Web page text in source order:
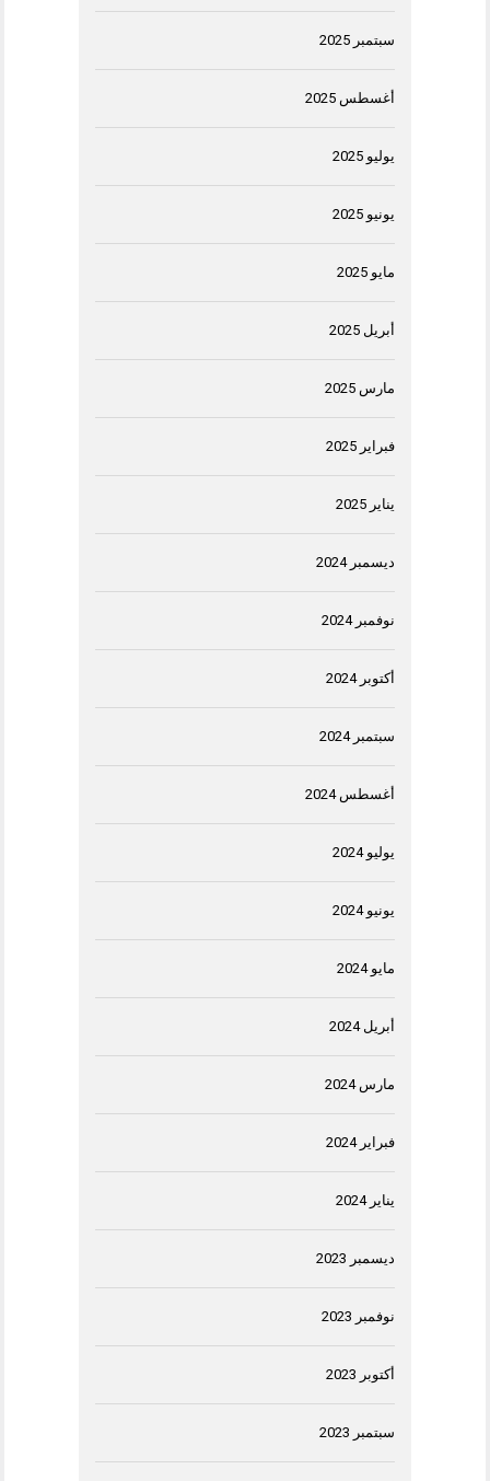
سبتمبر 2025
أغسطس 2025
يوليو 2025
يونيو 2025
مايو 2025
أبريل 2025
مارس 2025
فبراير 2025
يناير 2025
ديسمبر 2024
نوفمبر 2024
أكتوبر 2024
سبتمبر 2024
أغسطس 2024
يوليو 2024
يونيو 2024
مايو 2024
أبريل 2024
مارس 2024
فبراير 2024
يناير 2024
ديسمبر 2023
نوفمبر 2023
أكتوبر 2023
سبتمبر 2023